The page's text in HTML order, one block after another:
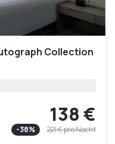
Collection
138 €
-38% 221 €pro Nacht